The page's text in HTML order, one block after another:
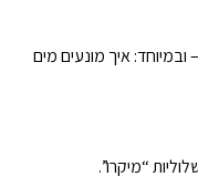
ובמיוחד: איך מונעים מים
“מיקרו”.